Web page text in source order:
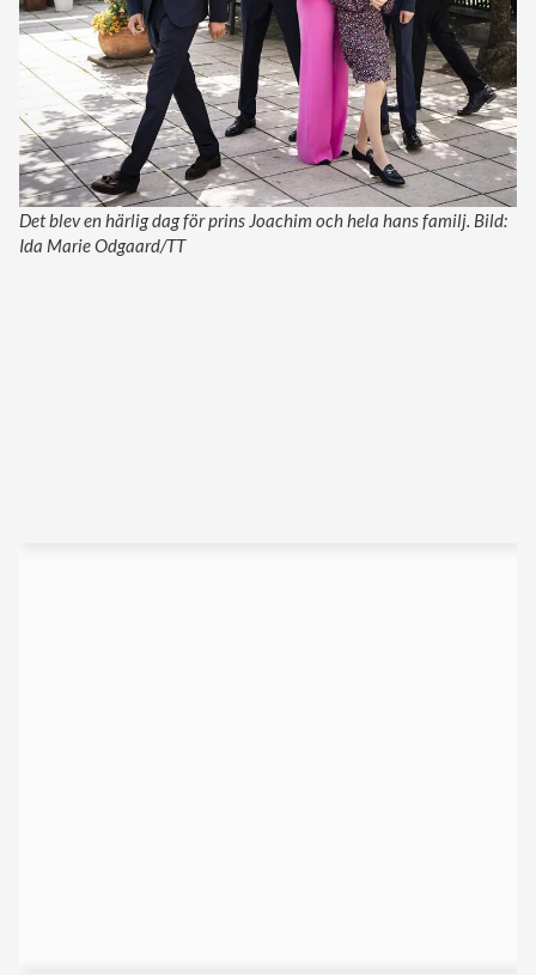
Det blev en härlig dag för prins Joachim och hela hans familj. Bild:
Ida Marie Odgaard/TT